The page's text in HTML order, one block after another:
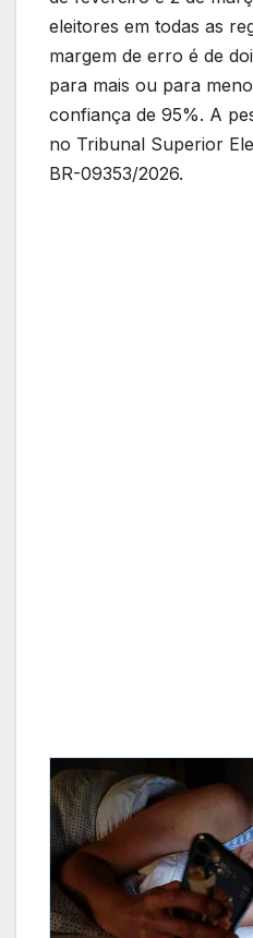
eleitores em todas as
margem de erro é de
para mais ou para
confiança de 95%. A
no Tribunal Superior
BR-09353/2026.